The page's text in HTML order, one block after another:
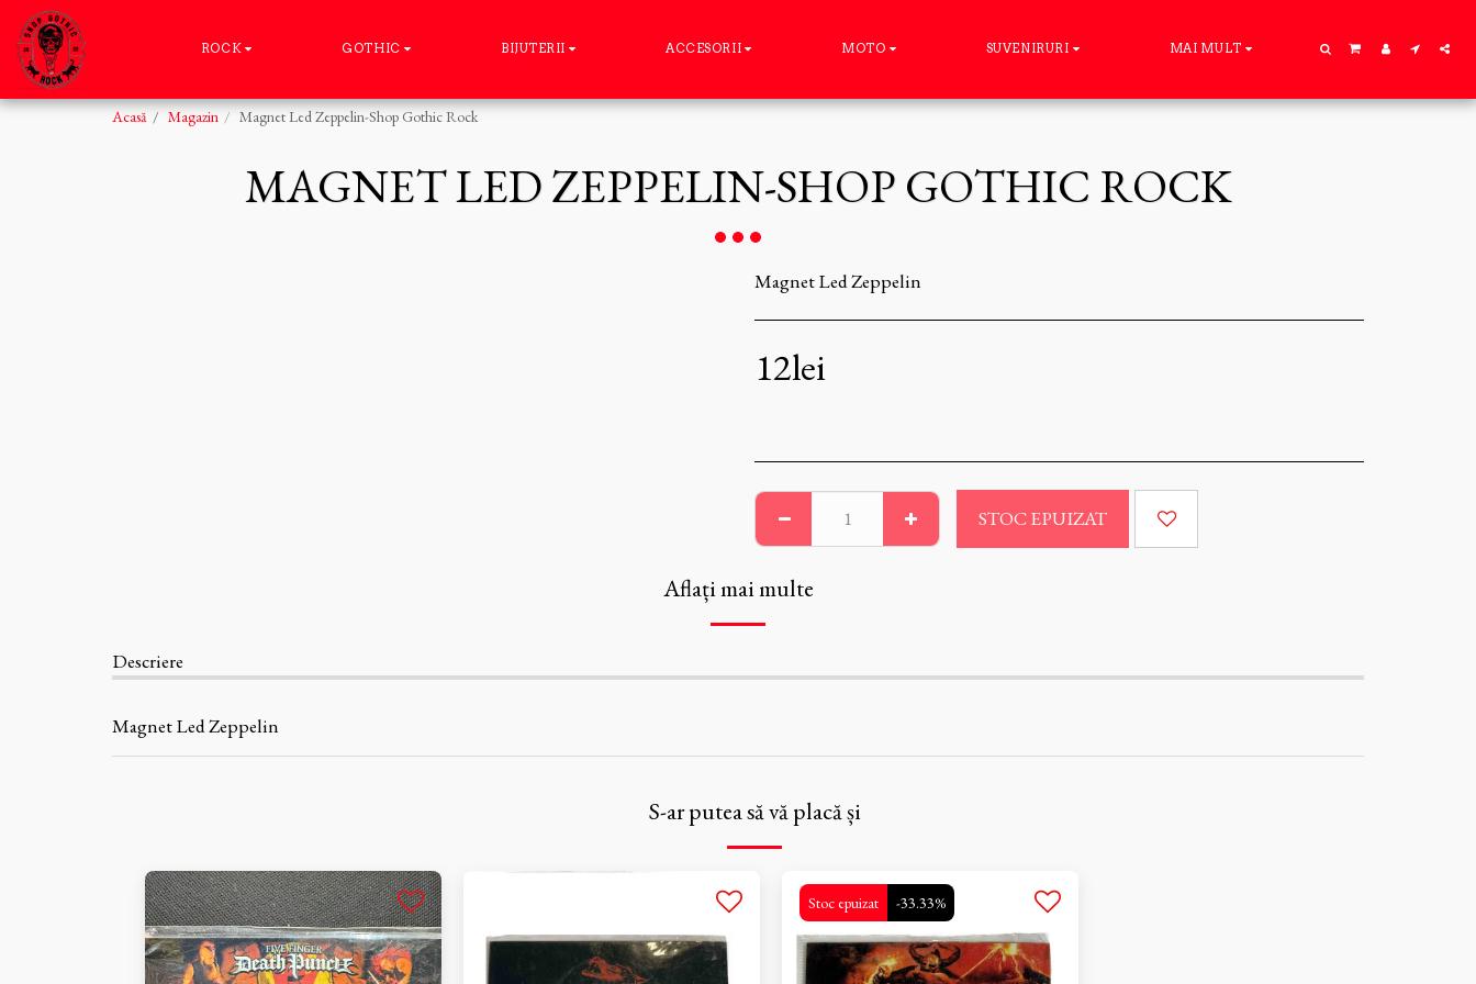
ROCK GOTHIC BIJUTERII ACCESORII MOTO SUVENIRURI MAI MULT
Acasă Magazin Magnet Led Zeppelin-Shop Gothic Rock
MAGNET LED ZEPPELIN-SHOP GOTHIC ROCK
Magnet Led Zeppelin
12lei
STOC EPUIZAT
Aflați mai multe
Descriere
Magnet Led Zeppelin
S-ar putea să vă placă și
Stoc epuizat -33.33%